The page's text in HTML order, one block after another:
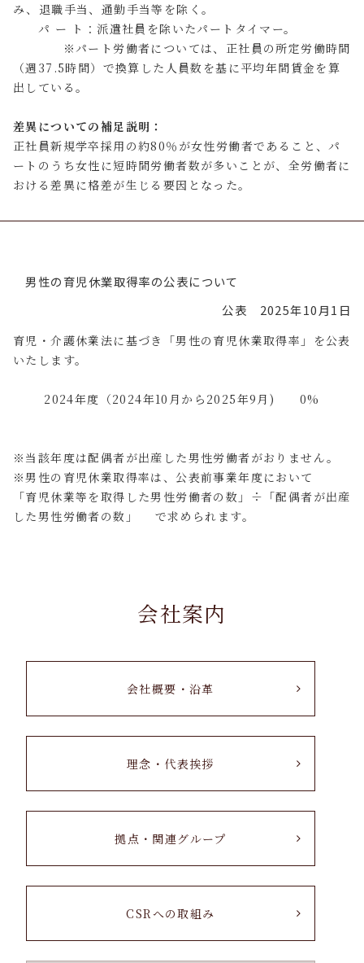
み、退職手当、通勤手当等を除く。
パ ー ト：派遣社員を除いたパートタイマー。
※パート労働者については、正社員の所定労働時間
（週37.5時間）で換算した人員数を基に平均年間賃金を算
出している。
差異についての補足説明：
正社員新規学卒採用の約80％が女性労働者であること、パ
ートのうち女性に短時間労働者数が多いことが、全労働者に
おける差異に格差が生じる要因となった。
男性の育児休業取得率の公表について
公表 2025年10月1日
育児・介護休業法に基づき「男性の育児休業取得率」を公表
いたします。
2024年度（2024年10月から2025年9月) 0%
※当該年度は配偶者が出産した男性労働者がおりません。
※男性の育児休業取得率は、公表前事業年度において
「育児休業等を取得した男性労働者の数」÷「配偶者が出産
した男性労働者の数」 で求められます。
会社案内
会社概要・沿革
理念・代表挨拶
拠点・関連グループ
CSRへの取組み